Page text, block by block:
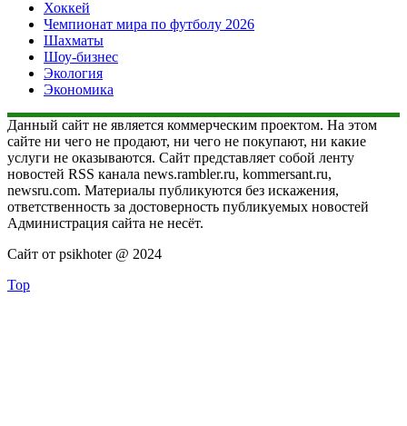
Хоккей
Чемпионат мира по футболу 2026
Шахматы
Шоу-бизнес
Экология
Экономика
Данный сайт не является коммерческим проектом. На этом
сайте ни чего не продают, ни чего не покупают, ни какие
услуги не оказываются. Сайт представляет собой ленту
новостей RSS канала news.rambler.ru, kommersant.ru,
newsru.com. Материалы публикуются без искажения,
ответственность за достоверность публикуемых новостей
Администрация сайта не несёт.
Сайт от psikhoter @ 2024
Top